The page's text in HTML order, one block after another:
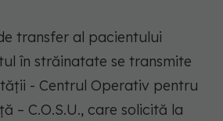
transfer al pacientului
în străinatate se transmite
- Centrul Operativ pentru
– C.O.S.U., care solicită la